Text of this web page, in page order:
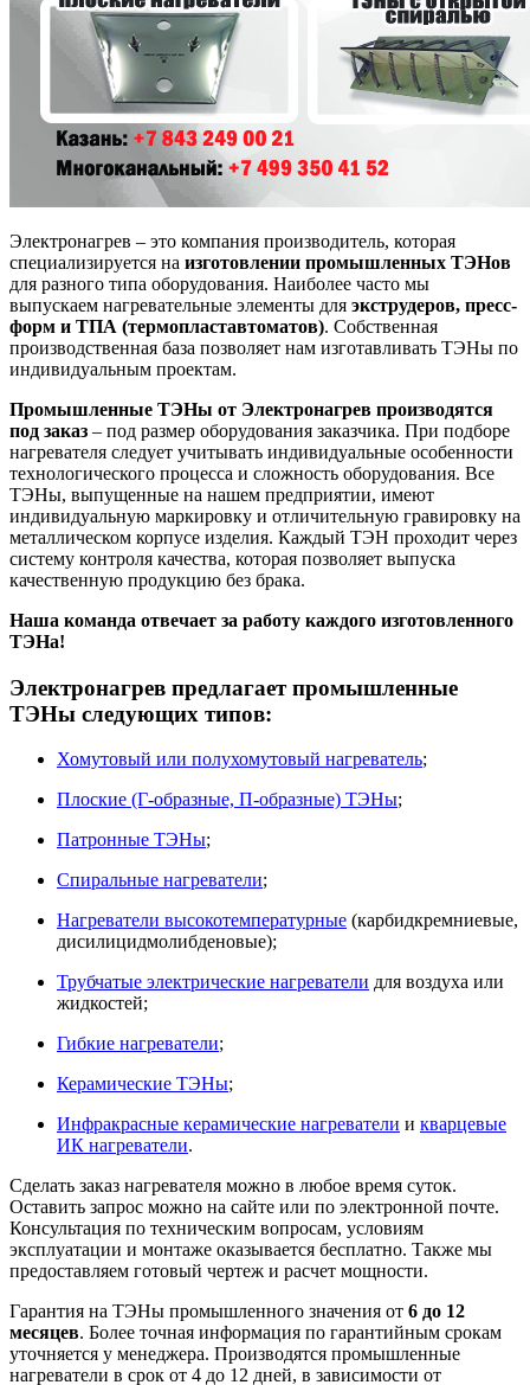
Электронагрев – это компания производитель, которая
специализируется на изготовлении промышленных ТЭНов
для разного типа оборудования. Наиболее часто мы
выпускаем нагревательные элементы для экструдеров, пресс-
форм и ТПА (термопластавтоматов). Собственная
производственная база позволяет нам изготавливать ТЭНы по
индивидуальным проектам.
Промышленные ТЭНы от Электронагрев производятся
под заказ – под размер оборудования заказчика. При подборе
нагревателя следует учитывать индивидуальные особенности
технологического процесса и сложность оборудования. Все
ТЭНы, выпущенные на нашем предприятии, имеют
индивидуальную маркировку и отличительную гравировку на
металлическом корпусе изделия. Каждый ТЭН проходит через
систему контроля качества, которая позволяет выпуска
качественную продукцию без брака.
Наша команда отвечает за работу каждого изготовленного
ТЭНа!
Электронагрев предлагает промышленные
ТЭНы следующих типов:
Хомутовый или полухомутовый нагреватель;
Плоские (Г-образные, П-образные) ТЭНы;
Патронные ТЭНы;
Спиральные нагреватели;
Нагреватели высокотемпературные (карбидкремниевые,
дисилицидмолибденовые);
Трубчатые электрические нагреватели для воздуха или
жидкостей;
Гибкие нагреватели;
Керамические ТЭНы;
Инфракрасные керамические нагреватели и кварцевые
ИК нагреватели.
Сделать заказ нагревателя можно в любое время суток.
Оставить запрос можно на сайте или по электронной почте.
Консультация по техническим вопросам, условиям
эксплуатации и монтаже оказывается бесплатно. Также мы
предоставляем готовый чертеж и расчет мощности.
Гарантия на ТЭНы промышленного значения от 6 до 12
месяцев. Более точная информация по гарантийным срокам
уточняется у менеджера. Производятся промышленные
нагреватели в срок от 4 до 12 дней, в зависимости от